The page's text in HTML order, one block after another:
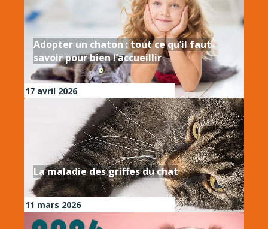
Adopter un chaton : tout ce qu’il faut
savoir pour bien l’accueillir
17 avril 2026
La maladie des griffes du chat
11 mars 2026